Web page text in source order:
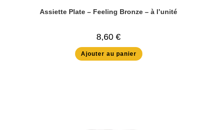
Assiette Plate – Feeling Bronze – à l’unité
8,60 €
Ajouter au panier